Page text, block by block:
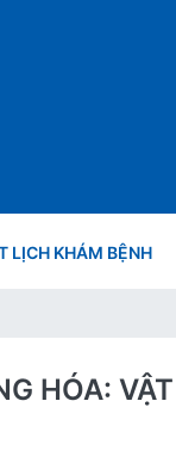
LỊCH KHÁM BỆNH
HÓA: